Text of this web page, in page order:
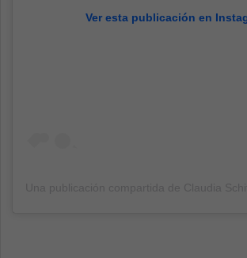
Ver esta publicación en